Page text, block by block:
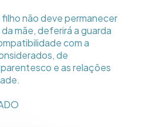
filho não deve permanecer
mãe, deferirá a guarda
com a
de
e as relações